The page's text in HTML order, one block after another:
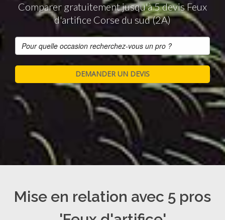
Comparer gratuitement jusqu'à 5 devis Feux
d'artifice Corse du sud (2A)
Mise en relation avec 5 pros